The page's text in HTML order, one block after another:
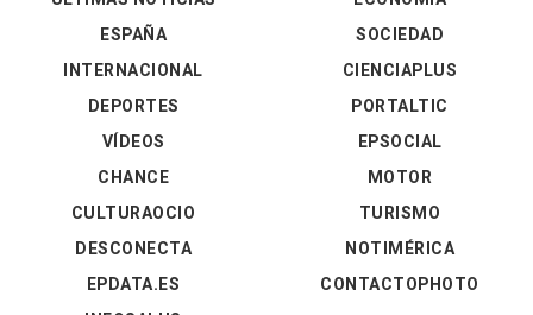
ESPAÑA
INTERNACIONAL
DEPORTES
VÍDEOS
SOCIEDAD
CIENCIAPLUS
PORTALTIC
EPSOCIAL
CHANCE
CULTURAOCIO
DESCONECTA
EPDATA.ES
MOTOR
TURISMO
NOTIMÉRICA
CONTACTOPHOTO